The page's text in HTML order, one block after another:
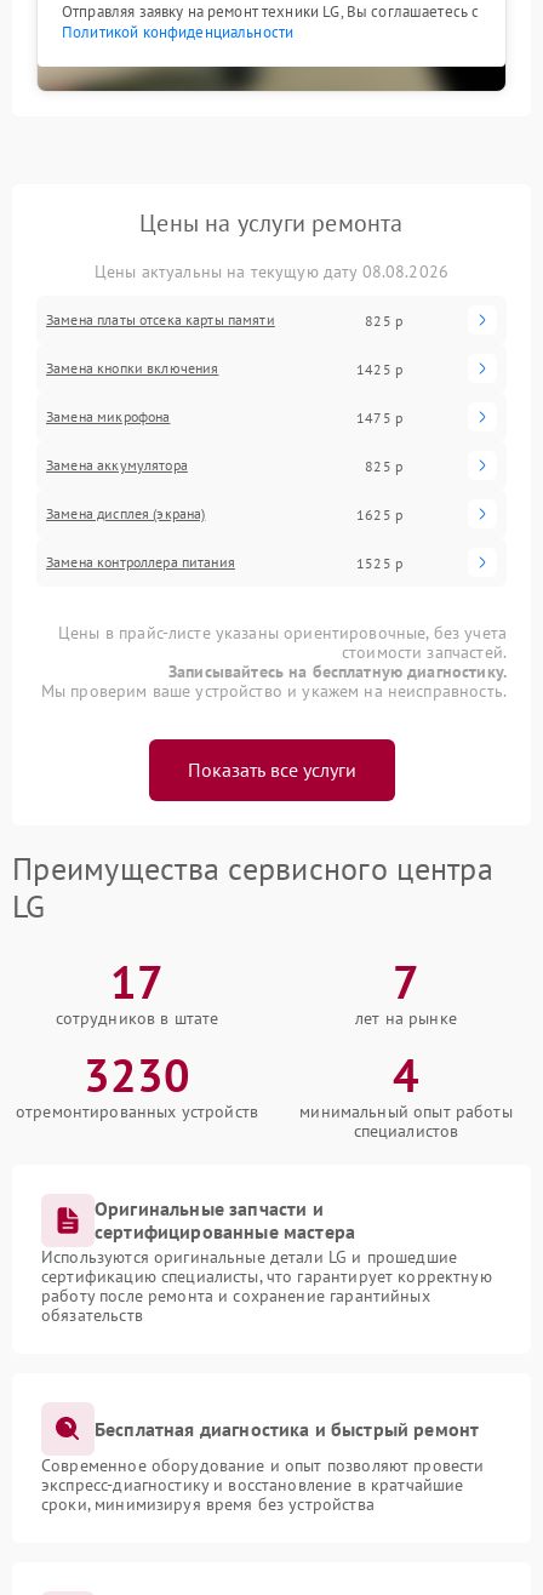
Отправляя заявку на ремонт техники LG, Вы соглашаетесь с
Политикой конфиденциальности
Цены на услуги ремонта
Цены актуальны на текущую дату 08.08.2026
Замена платы отсека карты памяти 825 р
Замена кнопки включения 1425 р
Замена микрофона 1475 р
Замена аккумулятора 825 р
Замена дисплея (экрана) 1625 р
Замена контроллера питания 1525 р
Цены в прайс-листе указаны ориентировочные, без учета
стоимости запчастей.
Записывайтесь на бесплатную диагностику.
Мы проверим ваше устройство и укажем на неисправность.
Показать все услуги
Преимущества сервисного центра
LG
17
сотрудников в штате
7
лет на рынке
3230
отремонтированных устройств
4
минимальный опыт работы
специалистов
Оригинальные запчасти и
сертифицированные мастера
Используются оригинальные детали LG и прошедшие
сертификацию специалисты, что гарантирует корректную
работу после ремонта и сохранение гарантийных
обязательств
Бесплатная диагностика и быстрый ремонт
Современное оборудование и опыт позволяют провести
экспресс-диагностику и восстановление в кратчайшие
сроки, минимизируя время без устройства